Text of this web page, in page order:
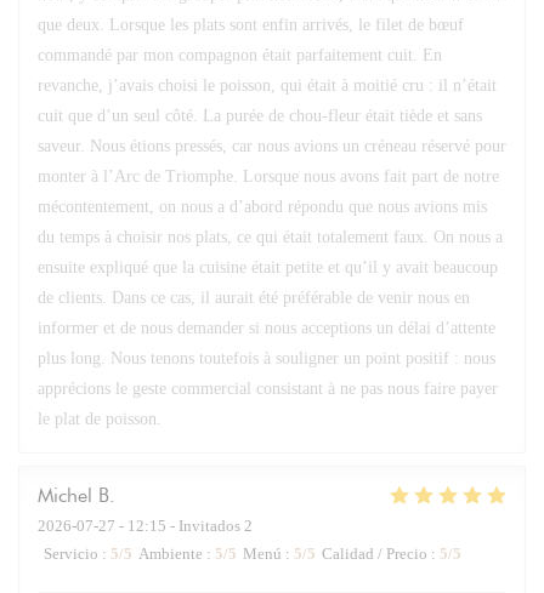
que deux. Lorsque les plats sont enfin arrivés, le filet de bœuf
commandé par mon compagnon était parfaitement cuit. En
revanche, j’avais choisi le poisson, qui était à moitié cru : il n’était
cuit que d’un seul côté. La purée de chou-fleur était tiède et sans
saveur. Nous étions pressés, car nous avions un créneau réservé pour
monter à l’Arc de Triomphe. Lorsque nous avons fait part de notre
mécontentement, on nous a d’abord répondu que nous avions mis
du temps à choisir nos plats, ce qui était totalement faux. On nous a
ensuite expliqué que la cuisine était petite et qu’il y avait beaucoup
de clients. Dans ce cas, il aurait été préférable de venir nous en
informer et de nous demander si nous acceptions un délai d’attente
plus long. Nous tenons toutefois à souligner un point positif : nous
apprécions le geste commercial consistant à ne pas nous faire payer
le plat de poisson.
Michel B
2026-07-27 - 12:15 - Invitados 2
Servicio : 5/5 Ambiente : 5/5 Menú : 5/5 Calidad / Precio : 5/5